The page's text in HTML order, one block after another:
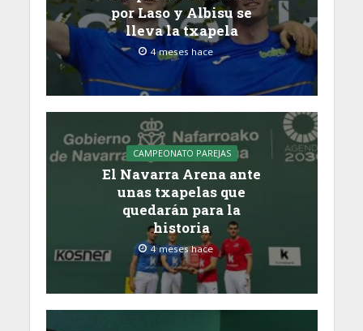
por Laso y Albisu se
lleva la txapela
4 meses hace
CAMPEONATO PAREJAS
El Navarra Arena ante
unas txapelas que
quedarán para la
historia
4 meses hace